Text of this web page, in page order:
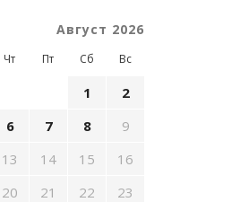
Август 2026
Чт Пт Сб Вс
1
2
6 7 8
9
13 14 15
16
20 21 22
23